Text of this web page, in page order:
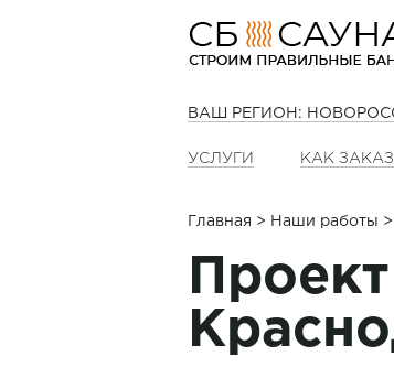
ВАШ РЕГИОН:
УСЛУГИ КАК
Главная > Наши работы